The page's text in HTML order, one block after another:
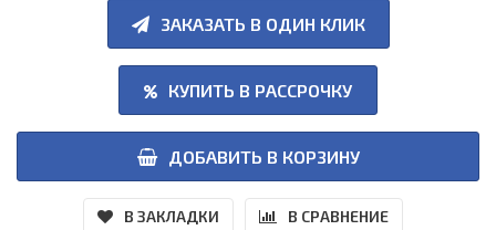
ЗАКАЗАТЬ В ОДИН КЛИК
КУПИТЬ В РАССРОЧКУ
ДОБАВИТЬ В КОРЗИНУ
В ЗАКЛАДКИ В СРАВНЕНИЕ